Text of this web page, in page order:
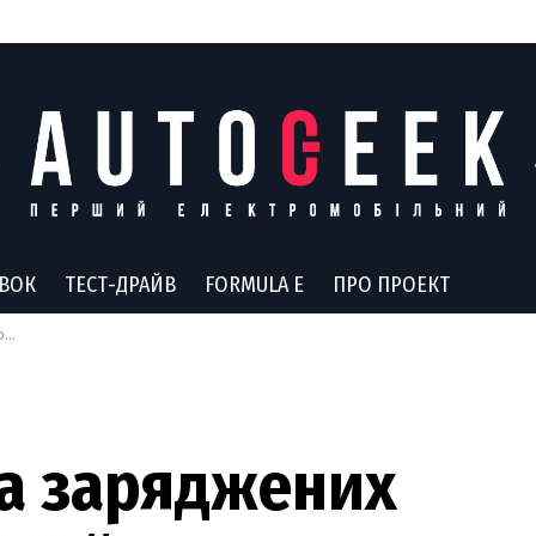
ТЕСТ-ДРАЙВ FORMULA E ПРО ПРОЕКТ
заряджених